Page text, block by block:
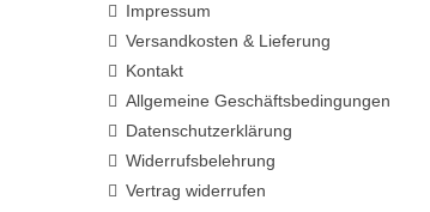
Impressum
Versandkosten & Lieferung
Kontakt
Allgemeine Geschäftsbedingungen
Datenschutzerklärung
Widerrufsbelehrung
Vertrag widerrufen